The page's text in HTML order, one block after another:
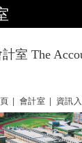
室 The
| 會計室 | 資訊